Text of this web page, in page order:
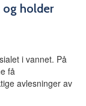
og holder
i vannet. På
få
avlesninger av